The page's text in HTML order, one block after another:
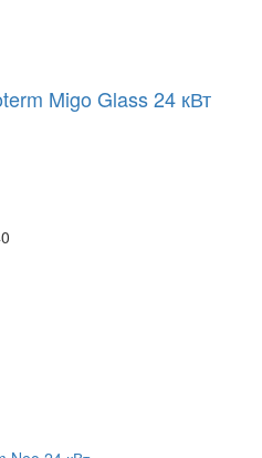
Migo Glass 24 кВт